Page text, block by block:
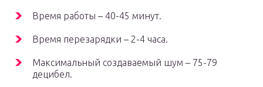
Время работы – 40-45 минут.
Время перезарядки – 2-4 часа.
Максимальный создаваемый шум – 75-79
децибел.